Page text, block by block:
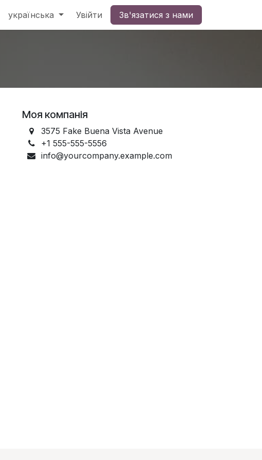
українська Увійти Зв'язатися з нами
Моя компанія
3575 Fake Buena Vista Avenue
+1 555-555-5556
info@yourcompany.example.com